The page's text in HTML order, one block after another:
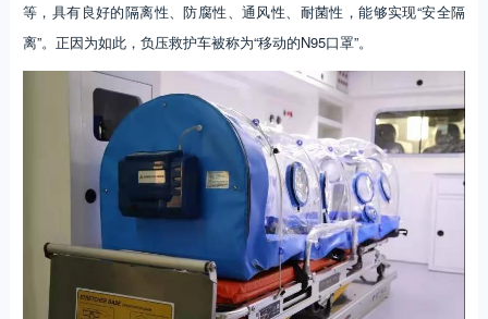
等，具有良好的隔离性、防腐性、通风性、耐菌性，能够实现“安全隔
离”。正因为如此，负压救护车被称为“移动的N95口罩”。